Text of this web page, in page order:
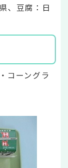
、豆腐：日
コーングラ